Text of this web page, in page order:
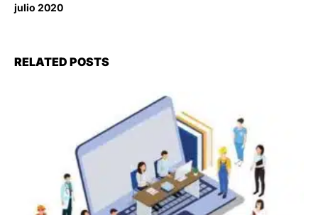
julio 2020
RELATED POSTS